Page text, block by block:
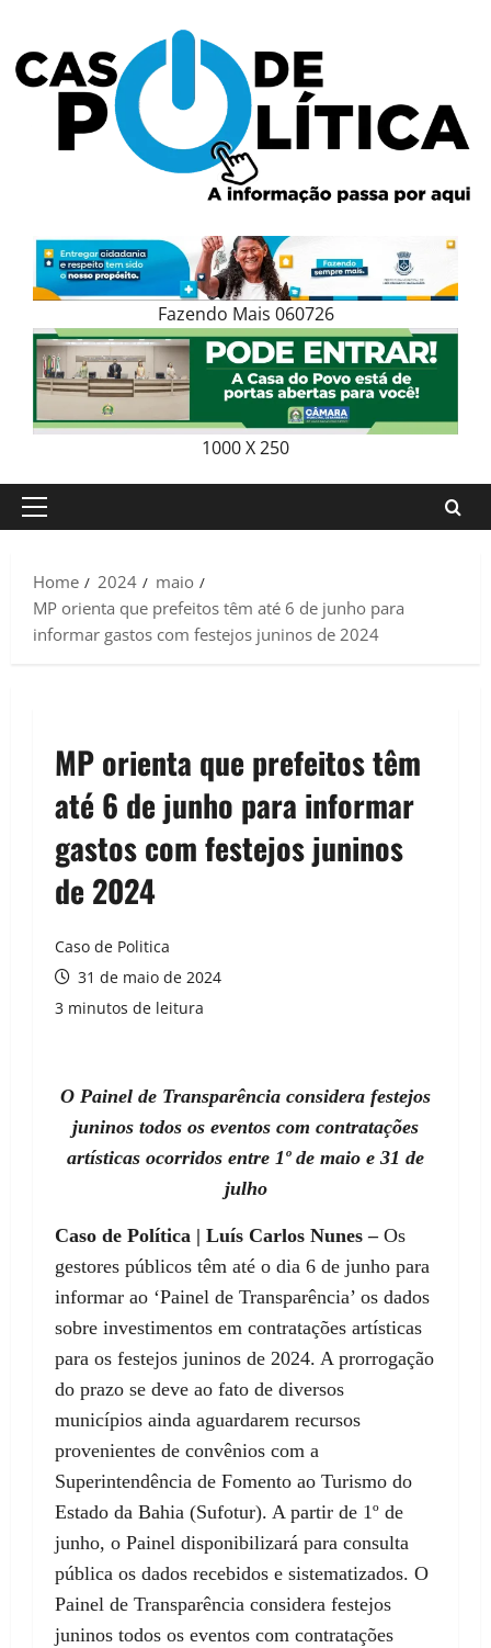
content
Fazendo Mais 060726
1000 X 250
Primary
Home
2024
maio
MP orienta que prefeitos têm até 6 de junho para
informar gastos com festejos juninos de 2024
MP orienta que prefeitos têm
até 6 de junho para informar
gastos com festejos juninos
de 2024
Caso de Politica
31 de maio de 2024
3 minutos de leitura
O Painel de Transparência considera festejos
juninos todos os eventos com contratações
artísticas ocorridos entre 1º de maio e 31 de
julho
Caso de Política | Luís Carlos Nunes –Os
gestores públicos têm até o dia 6 de junho para
informar ao ‘Painel de Transparência’ os dados
sobre investimentos em contratações artísticas
para os festejos juninos de 2024. A prorrogação
do prazo se deve ao fato de diversos
municípios ainda aguardarem recursos
provenientes de convênios com a
Superintendência de Fomento ao Turismo do
Estado da Bahia (Sufotur). A partir de 1º de
junho, o Painel disponibilizará para consulta
pública os dados recebidos e sistematizados. O
Painel de Transparência considera festejos
juninos todos os eventos com contratações